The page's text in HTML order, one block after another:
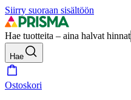
Siirry suoraan sisältöön
Hae tuotteita – aina halvat hinnat
Hae
Ostoskori